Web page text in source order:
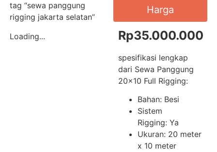
tag “sewa panggung
rigging jakarta selatan”
Loading...
Harga
Rp35.000.000
spesifikasi lengkap
dari Sewa Panggung
20×10 Full Rigging:
Bahan: Besi
Sistem
Rigging: Ya
Ukuran: 20 meter
x 10 meter